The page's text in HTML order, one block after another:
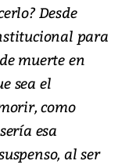
Desde
para
muerte en
sea el
como
esa
al ser